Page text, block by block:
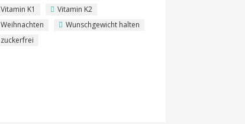
Vitamin K1
Vitamin K2
Weihnachten
Wunschgewicht halten
zuckerfrei